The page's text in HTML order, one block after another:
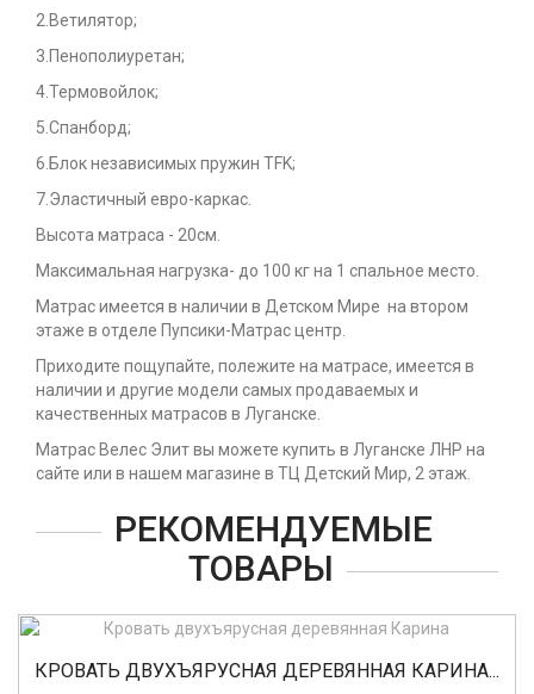
2.Ветилятор;
3.Пенополиуретан;
4.Термовойлок;
5.Спанборд;
6.Блок независимых пружин TFK;
7.Эластичный евро-каркас.
Высота матраса - 20см.
Максимальная нагрузка- до 100 кг на 1 спальное место.
Матрас имеется в наличии в Детском Мире на втором
этаже в отделе Пупсики-Матрас центр.
Приходите пощупайте, полежите на матрасе, имеется в
наличии и другие модели самых продаваемых и
качественных матрасов в Луганске.
Матрас Велес Элит вы можете купить в Луганске ЛНР на
сайте или в нашем магазине в ТЦ Детский Мир, 2 этаж.
РЕКОМЕНДУЕМЫЕ
ТОВАРЫ
КРОВАТЬ ДВУХЪЯРУСНАЯ ДЕРЕВЯННАЯ КАРИНА...